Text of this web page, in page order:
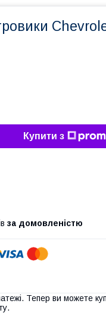
Купити з
за домовленістю
Тепер ви можете